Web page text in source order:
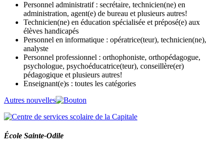
Personnel administratif : secrétaire, technicien(ne) en
administration, agent(e) de bureau et plusieurs autres!
Technicien(ne) en éducation spécialisée et préposé(e) aux
élèves handicapés
Personnel en informatique : opératrice(teur), technicien(ne),
analyste
Personnel professionnel : orthophoniste, orthopédagogue,
psychologue, psychoéducatrice(teur), conseillère(er)
pédagogique et plusieurs autres!
Enseignant(e)s : toutes les catégories
Autres nouvelles
École Sainte-Odile